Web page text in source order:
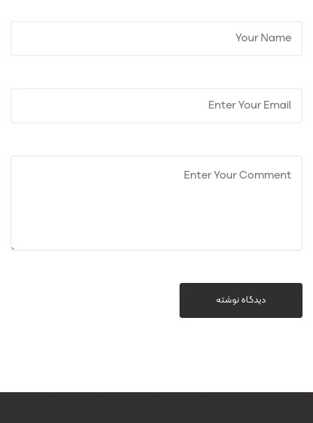
دیدگاه نوشته